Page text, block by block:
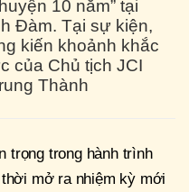
10 năm” tại
Đàm. Tại sự kiện,
kiến khoảnh khắc
của Chủ tịch JCI
Thành
trọng trong hành trình
mở ra nhiệm kỳ mới